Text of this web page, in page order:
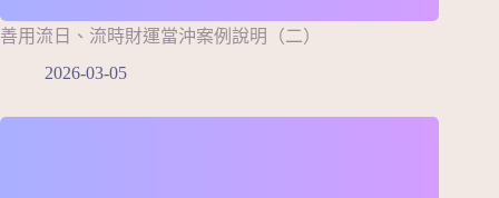
善用流日、流時財運當沖案例說明（二）
2026-03-05